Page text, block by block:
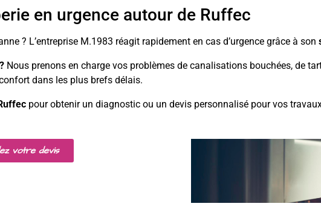
en urgence autour de Ruffec
? L’entreprise M.1983 réagit rapidement en cas d’urgence grâce à son
Nous prenons en charge vos problèmes de canalisations bouchées, de
dans les plus brefs délais.
pour obtenir un diagnostic ou un devis personnalisé pour vos
votre devis